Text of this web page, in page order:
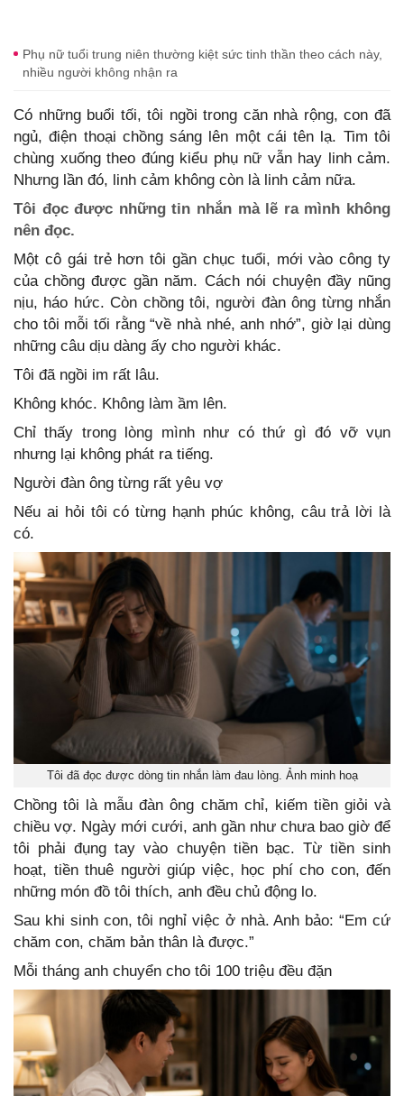
Phụ nữ tuổi trung niên thường kiệt sức tinh thần theo cách này,
nhiều người không nhận ra
Có những buổi tối, tôi ngồi trong căn nhà rộng, con đã
ngủ, điện thoại chồng sáng lên một cái tên lạ. Tim tôi
chùng xuống theo đúng kiểu phụ nữ vẫn hay linh cảm.
Nhưng lần đó, linh cảm không còn là linh cảm nữa.
Tôi đọc được những tin nhắn mà lẽ ra mình không
nên đọc.
Một cô gái trẻ hơn tôi gần chục tuổi, mới vào công ty
của chồng được gần năm. Cách nói chuyện đầy nũng
nịu, háo hức. Còn chồng tôi, người đàn ông từng nhắn
cho tôi mỗi tối rằng “về nhà nhé, anh nhớ”, giờ lại dùng
những câu dịu dàng ấy cho người khác.
Tôi đã ngồi im rất lâu.
Không khóc. Không làm ầm lên.
Chỉ thấy trong lòng mình như có thứ gì đó vỡ vụn
nhưng lại không phát ra tiếng.
Người đàn ông từng rất yêu vợ
Nếu ai hỏi tôi có từng hạnh phúc không, câu trả lời là
có.
Tôi đã đọc được dòng tin nhắn làm đau lòng. Ảnh minh hoạ
Chồng tôi là mẫu đàn ông chăm chỉ, kiếm tiền giỏi và
chiều vợ. Ngày mới cưới, anh gần như chưa bao giờ để
tôi phải đụng tay vào chuyện tiền bạc. Từ tiền sinh
hoạt, tiền thuê người giúp việc, học phí cho con, đến
những món đồ tôi thích, anh đều chủ động lo.
Sau khi sinh con, tôi nghỉ việc ở nhà. Anh bảo: “Em cứ
chăm con, chăm bản thân là được.”
Mỗi tháng anh chuyển cho tôi 100 triệu đều đặn